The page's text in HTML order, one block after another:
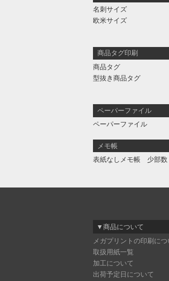
名刺サイズ
欧米サイズ
商品タグ印刷
商品タグ
型抜き商品タグ
ペーパーファイル
ペーパーファイル
メモ帳
表紙なしメモ帳 少部数
▼商品について
メガプリントの印刷につ
取扱用紙一覧
加工について
出荷予定日について